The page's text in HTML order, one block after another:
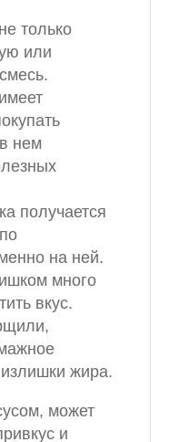
только
или
нем
получается
на ней.
много
вкус.
жира.
может
и